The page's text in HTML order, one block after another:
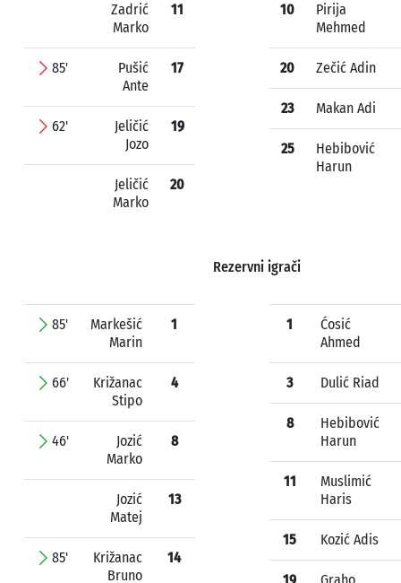
Zadrić
Marko
11
85'
Pušić
Ante
17
62'
Jeličić
Jozo
19
Jeličić
Marko
20
10
Pirija
Mehmed
20 Zečić Adin
23 Makan Adi
25
Hebibović
Harun
Rezervni igrači
85'
Markešić
Marin
1
66'
Križanac
Stipo
4
46'
Jozić
Marko
8
Jozić
Matej
13
85'
Križanac
Bruno
14
1
Ćosić
Ahmed
3 Dulić Riad
8
Hebibović
Harun
11
Muslimić
Haris
15 Kozić Adis